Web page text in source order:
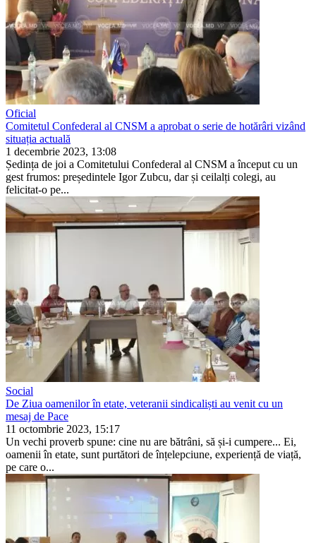
Oficial
Comitetul Confederal al CNSM a aprobat o serie de hotărâri vizând
situația actuală
1 decembrie 2023, 13:08
Ședința de joi a Comitetului Confederal al CNSM a început cu un
gest frumos: președintele Igor Zubcu, dar și ceilalți co­legi, au
felicitat-o pe...
Social
De Ziua oamenilor în etate, veteranii sindicaliști au venit cu un
mesaj de Pace
11 octombrie 2023, 15:17
Un vechi proverb spune: cine nu are bătrâni, să și-i cumpere... Ei,
oamenii în etate, sunt purtători de înțelepciune, experiență de viață,
pe care o...